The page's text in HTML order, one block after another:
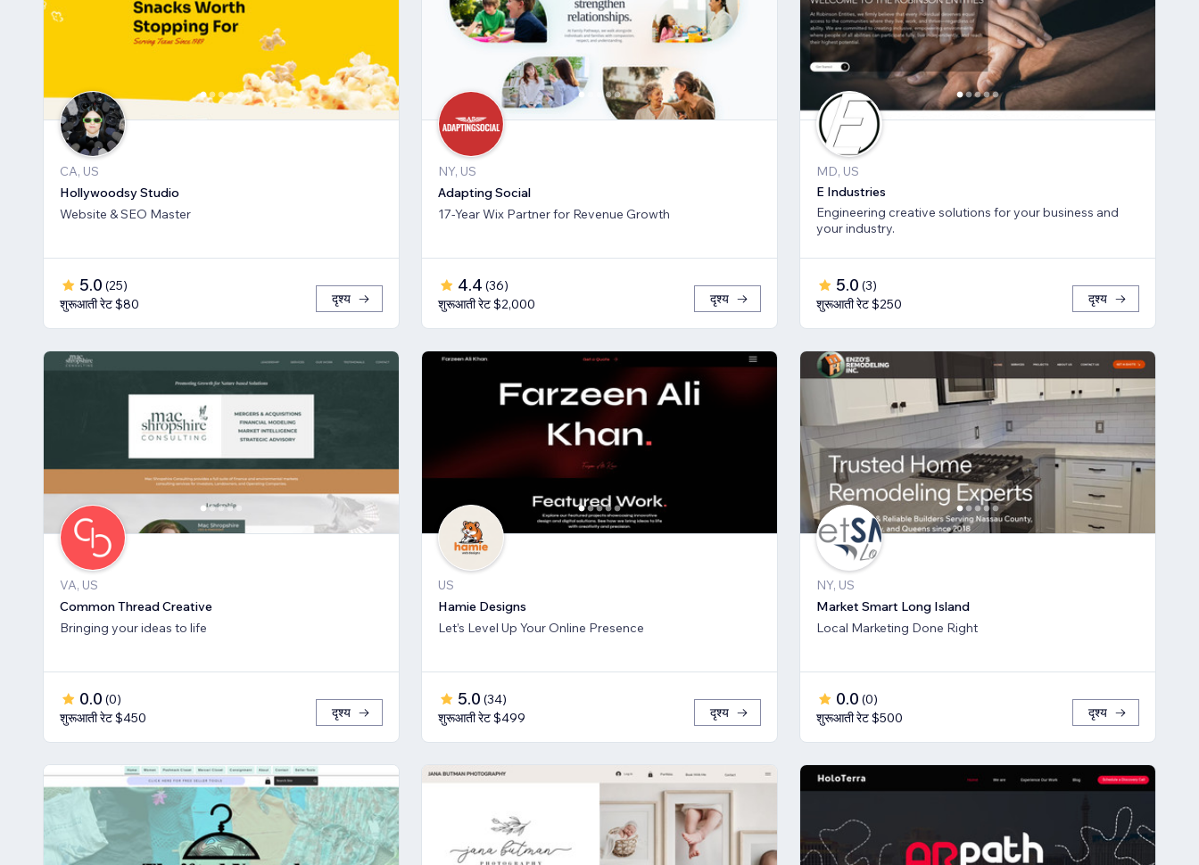
CA, US
Hollywoodsy Studio
Website & SEO Master
5.0 (25)
शुरूआती रेट $80
दृश्य
NY, US
Adapting Social
17-Year Wix Partner for Revenue Growth
4.4 (36)
शुरूआती रेट $2,000
दृश्य
MD, US
E Industries
Engineering creative solutions for your business and
your industry.
5.0 (3)
शुरूआती रेट $250
दृश्य
VA, US
Common Thread Creative
Bringing your ideas to life
0.0 (0)
शुरूआती रेट $450
दृश्य
US
Hamie Designs
Let’s Level Up Your Online Presence
5.0 (34)
शुरूआती रेट $499
दृश्य
NY, US
Market Smart Long Island
Local Marketing Done Right
0.0 (0)
शुरूआती रेट $500
दृश्य